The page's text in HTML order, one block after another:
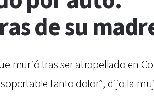
de su
murió tras ser atropellado en
tanto dolor”, dijo la